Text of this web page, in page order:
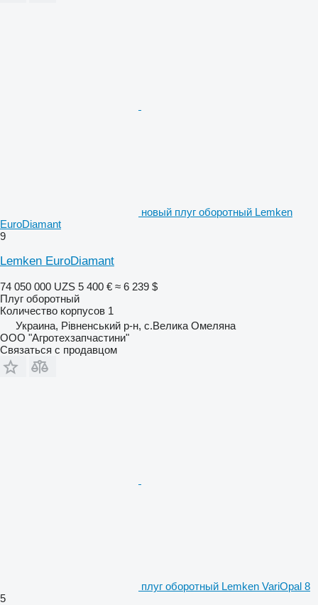
новый плуг оборотный Lemken
EuroDiamant
9
Lemken EuroDiamant
74 050 000 UZS 5 400 € ≈ 6 239 $
Плуг оборотный
Количество корпусов 1
Украина, Рівненський р-н, с.Велика Омеляна
ООО "Агротехзапчастини"
Связаться с продавцом
плуг оборотный Lemken VariOpal 8
5